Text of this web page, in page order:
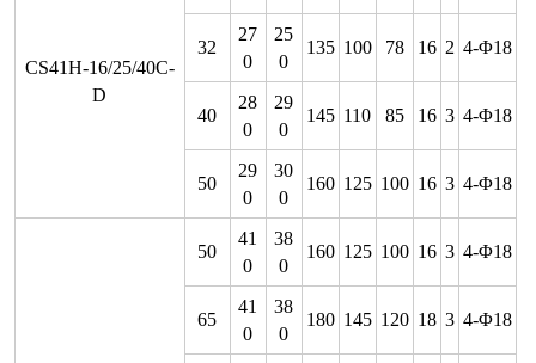
CS41H-16/25/40C-
D
32
27
0
25
0
135 100 78 16 2 4-Φ18
40
28
0
29
0
145 110 85 16 3 4-Φ18
50
29
0
30
0
160 125 100 16 3 4-Φ18
50
41
0
38
0
160 125 100 16 3 4-Φ18
65
41
0
38
0
180 145 120 18 3 4-Φ18